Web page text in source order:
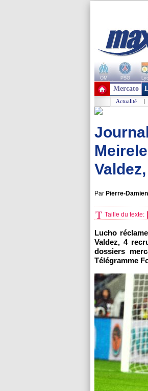
OM PSG
+ de clubs
Mercato
Actualité |
Par Pierre-
Taille du texte:
Lucho
Valdez, 4
dossiers
Télégramme